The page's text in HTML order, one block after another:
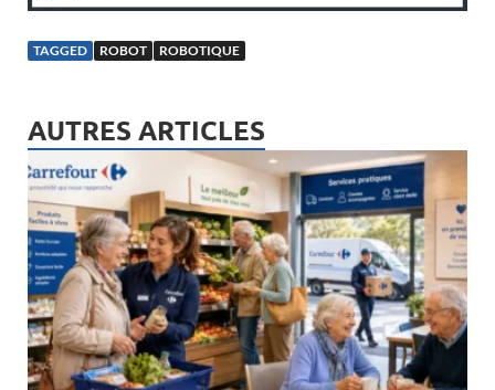
TAGGED ROBOT ROBOTIQUE
AUTRES ARTICLES